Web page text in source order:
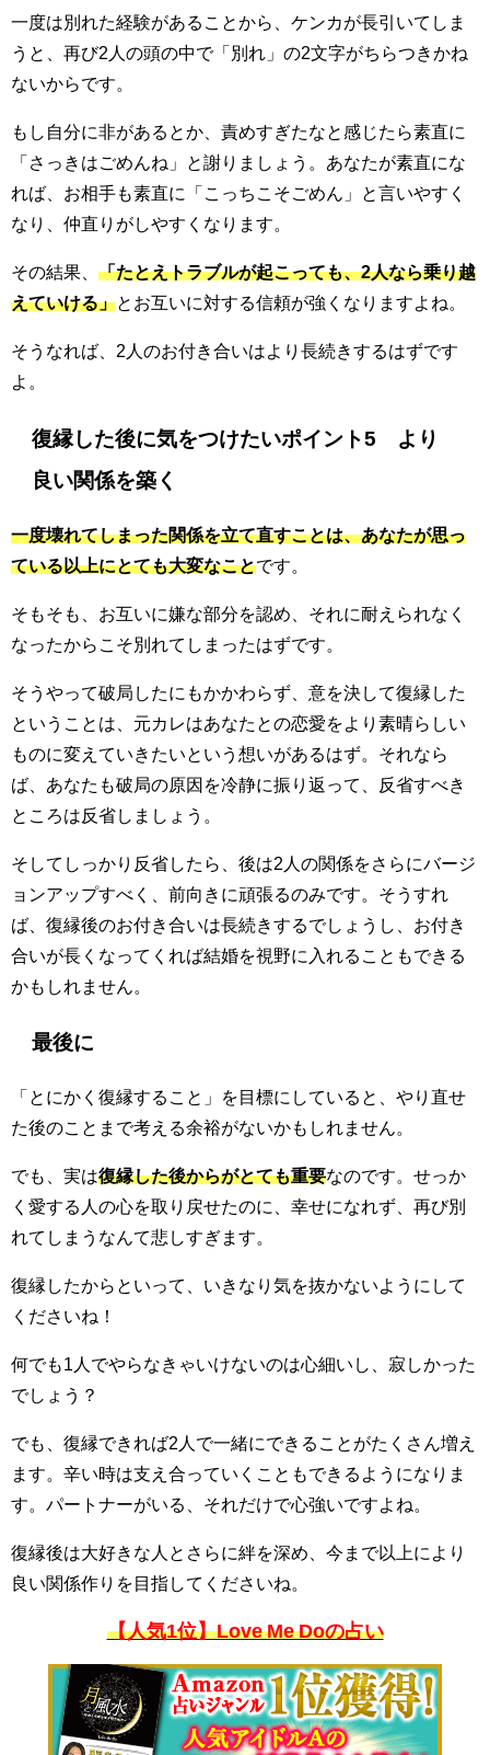
一度は別れた経験があることから、ケンカが長引いてしま
うと、再び2人の頭の中で「別れ」の2文字がちらつきかね
ないからです。
もし自分に非があるとか、責めすぎたなと感じたら素直に
「さっきはごめんね」と謝りましょう。あなたが素直にな
れば、お相手も素直に「こっちこそごめん」と言いやすく
なり、仲直りがしやすくなります。
その結果、 「たとえトラブルが起こっても、2人なら乗り越
えていける」とお互いに対する信頼が強くなりますよね。
そうなれば、2人のお付き合いはより長続きするはずです
よ。
復縁した後に気をつけたいポイント5 より
良い関係を築く
一度壊れてしまった関係を立て直すことは、あなたが思っ
ている以上にとても大変なことです。
そもそも、お互いに嫌な部分を認め、それに耐えられなく
なったからこそ別れてしまったはずです。
そうやって破局したにもかかわらず、意を決して復縁した
ということは、元カレはあなたとの恋愛をより素晴らしい
ものに変えていきたいという想いがあるはず。それなら
ば、あなたも破局の原因を冷静に振り返って、反省すべき
ところは反省しましょう。
そしてしっかり反省したら、後は2人の関係をさらにバージ
ョンアップすべく、前向きに頑張るのみです。そうすれ
ば、復縁後のお付き合いは長続きするでしょうし、お付き
合いが長くなってくれば結婚を視野に入れることもできる
かもしれません。
最後に
「とにかく復縁すること」を目標にしていると、やり直せ
た後のことまで考える余裕がないかもしれません。
でも、実は復縁した後からがとても重要なのです。せっか
く愛する人の心を取り戻せたのに、幸せになれず、再び別
れてしまうなんて悲しすぎます。
復縁したからといって、いきなり気を抜かないようにして
くださいね！
何でも1人でやらなきゃいけないのは心細いし、寂しかった
でしょう？
でも、復縁できれば2人で一緒にできることがたくさん増え
ます。辛い時は支え合っていくこともできるようになりま
す。パートナーがいる、それだけで心強いですよね。
復縁後は大好きな人とさらに絆を深め、今まで以上により
良い関係作りを目指してくださいね。
【人気1位】Love Me Doの占い